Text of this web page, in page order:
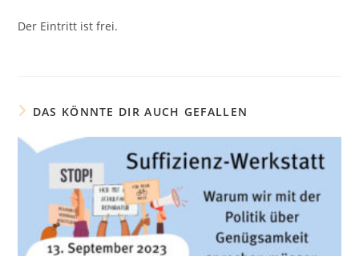
Der Eintritt ist frei.
DAS KÖNNTE DIR AUCH GEFALLEN